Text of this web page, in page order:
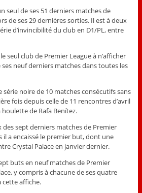
seul de ses 51 derniers matches de
de ses 29 dernières sorties. Il est à deux
d’invincibilité du club en D1/PL, entre
seul club de Premier League à n’afficher
neuf derniers matches dans toutes les
série noire de 10 matches consécutifs sans
fois depuis celle de 11 rencontres d’avril
de Rafa Benítez.
des sept derniers matches de Premier
il a encaissé le premier but, dont une
Crystal Palace en janvier dernier.
buts en neuf matches de Premier
y compris à chacune de ses quatre
cette affiche.